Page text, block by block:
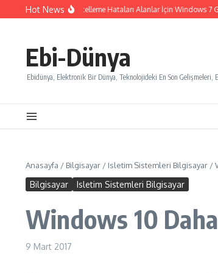
İçeriğe atlaHot News
Windows 7 Güncelleme Hataları Alanlar İçin Windows 7
Ebi-Dünya
Ebidünya, Elektronik Bir Dünya, Teknolojideki En Son
Anasayfa / Bilgisayar / Isletim Sistemleri Bilgisayar /
Bilgisayar Isletim Sistemleri Bilgisayar
Windows 10 Daha
9 Mart 2017